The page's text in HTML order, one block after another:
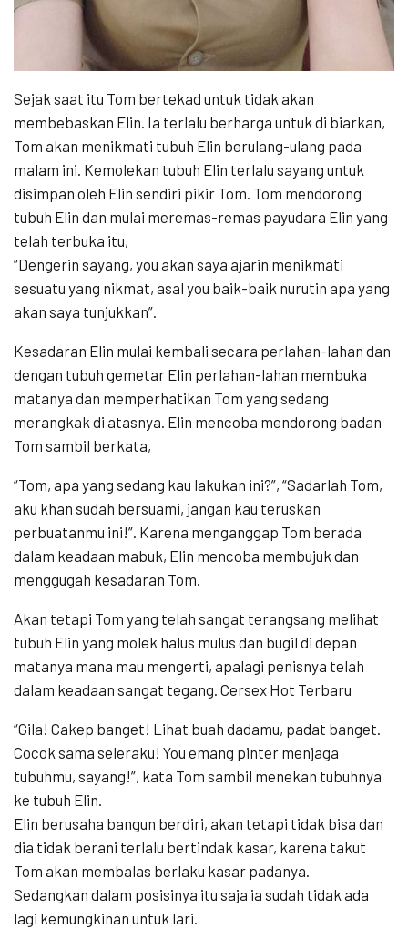
Sejak saat itu Tom bertekad untuk tidak akan
membebaskan Elin. Ia terlalu berharga untuk di biarkan,
Tom akan menikmati tubuh Elin berulang-ulang pada
malam ini. Kemolekan tubuh Elin terlalu sayang untuk
disimpan oleh Elin sendiri pikir Tom. Tom mendorong
tubuh Elin dan mulai meremas-remas payudara Elin yang
telah terbuka itu,
“Dengerin sayang, you akan saya ajarin menikmati
sesuatu yang nikmat, asal you baik-baik nurutin apa yang
akan saya tunjukkan”.
Kesadaran Elin mulai kembali secara perlahan-lahan dan
dengan tubuh gemetar Elin perlahan-lahan membuka
matanya dan memperhatikan Tom yang sedang
merangkak di atasnya. Elin mencoba mendorong badan
Tom sambil berkata,
“Tom, apa yang sedang kau lakukan ini?”, “Sadarlah Tom,
aku khan sudah bersuami, jangan kau teruskan
perbuatanmu ini!”. Karena menganggap Tom berada
dalam keadaan mabuk, Elin mencoba membujuk dan
menggugah kesadaran Tom.
Akan tetapi Tom yang telah sangat terangsang melihat
tubuh Elin yang molek halus mulus dan bugil di depan
matanya mana mau mengerti, apalagi penisnya telah
dalam keadaan sangat tegang. Cersex Hot Terbaru
“Gila! Cakep banget! Lihat buah dadamu, padat banget.
Cocok sama seleraku! You emang pinter menjaga
tubuhmu, sayang!”, kata Tom sambil menekan tubuhnya
ke tubuh Elin.
Elin berusaha bangun berdiri, akan tetapi tidak bisa dan
dia tidak berani terlalu bertindak kasar, karena takut
Tom akan membalas berlaku kasar padanya.
Sedangkan dalam posisinya itu saja ia sudah tidak ada
lagi kemungkinan untuk lari.